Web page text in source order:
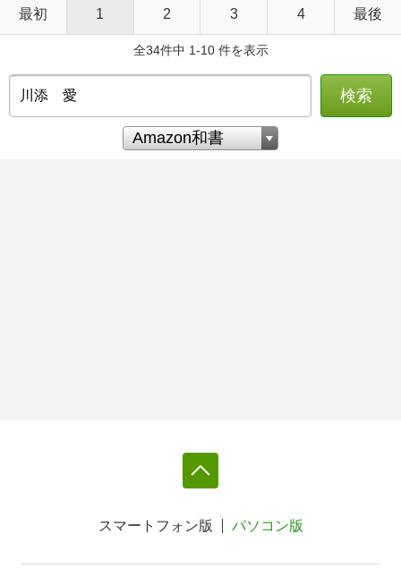
最初 1 2 3 4 最後
全34件中 1-10 件を表示
検索
スマートフォン版 パソコン版